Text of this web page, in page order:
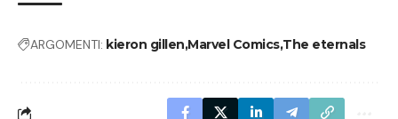
ARGOMENTI: kieron gillen Marvel ComicsThe eternals